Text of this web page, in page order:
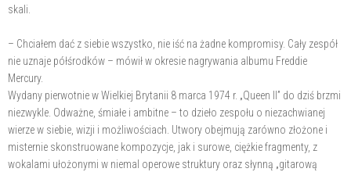
skali.
– Chciałem dać z siebie wszystko, nie iść na żadne kompromisy. Cały zespół
nie uznaje półśrodków – mówił w okresie nagrywania albumu Freddie
Mercury.
Wydany pierwotnie w Wielkiej Brytanii 8 marca 1974 r. „Queen II” do dziś brzmi
niezwykle. Odważne, śmiałe i ambitne – to dzieło zespołu o niezachwianej
wierze w siebie, wizji i możliwościach. Utwory obejmują zarówno złożone i
misternie skonstruowane kompozycje, jak i surowe, ciężkie fragmenty, z
wokalami ułożonymi w niemal operowe struktury oraz słynną „gitarową